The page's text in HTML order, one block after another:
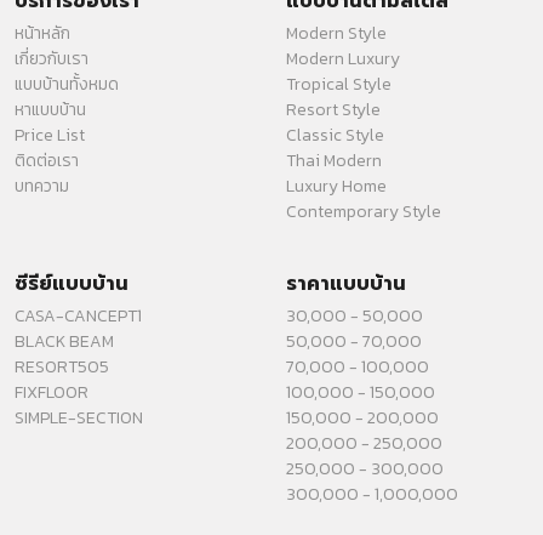
หน้าหลัก
เกี่ยวกับเรา
แบบบ้านทั้งหมด
หาแบบบ้าน
Price List
ติดต่อเรา
บทความ
Modern Style
Modern Luxury
Tropical Style
Resort Style
Classic Style
Thai Modern
Luxury Home
Contemporary Style
ซีรีย์แบบบ้าน
CASA-CANCEPT1
BLACK BEAM
RESORT505
FIXFLOOR
SIMPLE-SECTION
ราคาแบบบ้าน
30,000 - 50,000
50,000 - 70,000
70,000 - 100,000
100,000 - 150,000
150,000 - 200,000
200,000 - 250,000
250,000 - 300,000
300,000 - 1,000,000